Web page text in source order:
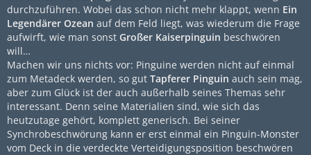
durchzuführen. Wobei das schon nicht mehr klappt, wenn Ein
Legendärer Ozean auf dem Feld liegt, was wiederum die Frage
aufwirft, wie man sonst Großer Kaiserpinguin beschwören
will…
Machen wir uns nichts vor: Pinguine werden nicht auf einmal
zum Metadeck werden, so gut Tapferer Pinguin auch sein mag,
aber zum Glück ist der auch außerhalb seines Themas sehr
interessant. Denn seine Materialien sind, wie sich das
heutzutage gehört, komplett generisch. Bei seiner
Synchrobeschwörung kann er erst einmal ein Pinguin-Monster
vom Deck in die verdeckte Verteidigungsposition beschwören